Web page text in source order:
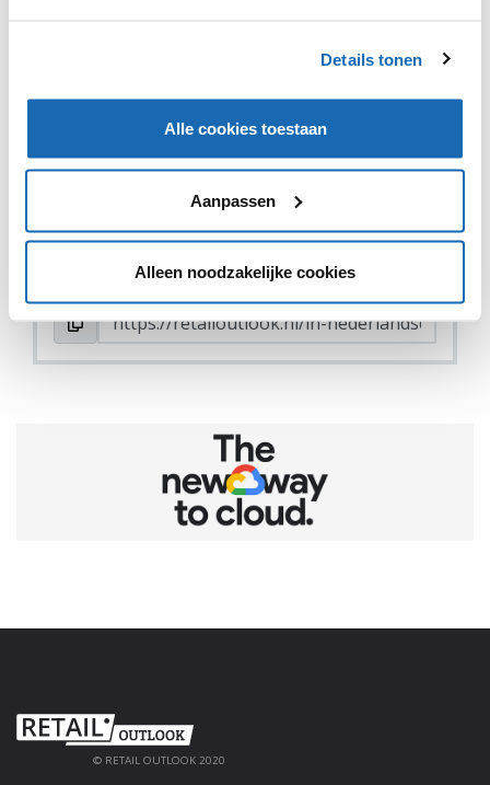
Details tonen
Alle cookies toestaan
Aanpassen
Alleen noodzakelijke cookies
VIND IK LEUK VIND IK LEUK
DEEL DIT IN JOUW NETWERK
© RETAIL OUTLOOK 2020